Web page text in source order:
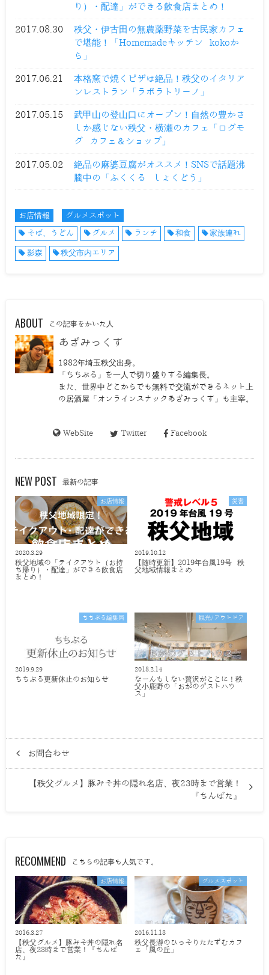
り）・配達」ができる飲食店まとめ！
2017.08.30
秩父・伊古田の無農薬野菜を古民家カフェ
で堪能！「Homemadeキッチン kokoか
ら」
2017.06.21
本格窯で焼くピザは絶品！秩父のイタリア
ンレストラン「ラボラトリーノ」
2017.05.15
武甲山の登山口にオープン！自然の豊かさ
しか感じない秩父・横瀬のカフェ「ログモ
グ カフェ＆ショップ」
2017.05.02
絶品の麻婆豆腐がオススメ！SNSで話題沸
騰中の「ふくくる しょくどう」
お店情報 グルメスポット
そば、うどん グルメ ランチ 和食 家族連れ
影森 秩父市内エリア
ABOUT この記事をかいた人
あざみっくす
1982年埼玉秩父出身。
「ちちぶる」を一人で切り盛りする編集長。
また、世界中どこからでも無料で交流ができるネット上
の居酒屋「オンラインスナックあざみっくす」も主宰。
WebSite Twitter Facebook
NEW POST 最新の記事
お店情報
2020.3.29
秩父地域の「テイクアウト（お持
ち帰り）・配達」ができる飲食店
まとめ！
災害
2019.10.12
【随時更新】2019年台風19号 秩
父地域情報まとめ
ちちぶる編集局
2019.9.29
ちちぶる更新休止のお知らせ
観光/アウトドア
2018.2.14
なーんもしない贅沢がここに！秩
父小鹿野の「おがのゲストハウ
ス」
お問合わせ
【秩父グルメ】豚みそ丼の隠れ名店、夜23時まで営業！
『ちんばた』
RECOMMEND こちらの記事も人気です。
お店情報
2016.3.27
【秩父グルメ】豚みそ丼の隠れ名
店、夜23時まで営業！『ちんば
た』
グルメスポット
2016.11.18
秩父長瀞のひっそりたたずむカフ
ェ「風の丘」